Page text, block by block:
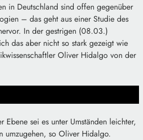
in Deutschland sind offen gegenüber
– das geht aus einer Studie des
In der gestrigen (08.03.)
das aber nicht so stark gezeigt wie
Oliver Hidalgo von der
Ebene sei es unter Umständen leichter,
umzugehen, so Oliver Hidalgo.